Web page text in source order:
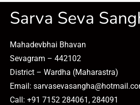
Sarva Seva
Mahadevbhai Bhavan
Sevagram – 442102
District – Wardha (Maharastra)
Email:
Call: +91 7152 284061, 284091